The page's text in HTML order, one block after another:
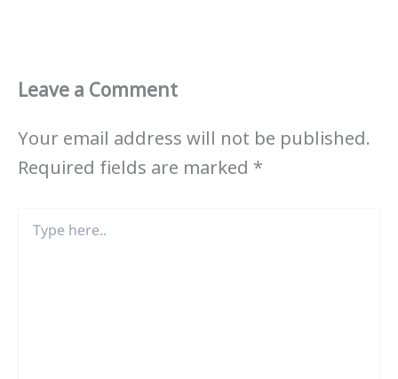
Leave a Comment
Your email address will not be published.
Required fields are marked *
here..